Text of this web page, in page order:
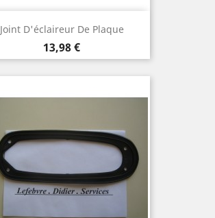
Joint D'éclaireur De Plaque
Prix
13,98 €